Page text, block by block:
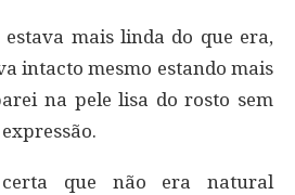
mais linda do que era,
intacto mesmo estando mais
na pele lisa do rosto sem
que não era natural